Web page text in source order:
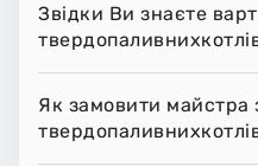
Звідки Ви знаєте
Як замовити майстра